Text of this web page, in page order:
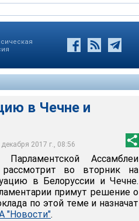
в Чечне и
2017 г., 08:56
Парламентской Ассамблеи
во вторник на
в Белоруссии и Чечне.
примут решение о
по этой теме и назначат
"Новости".